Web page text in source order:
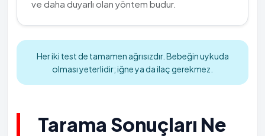
ve daha duyarlı olan yöntem budur.
Her iki test de tamamen ağrısızdır. Bebeğin uykuda
olması yeterlidir; iğne ya da ilaç gerekmez.
Tarama Sonuçları Ne